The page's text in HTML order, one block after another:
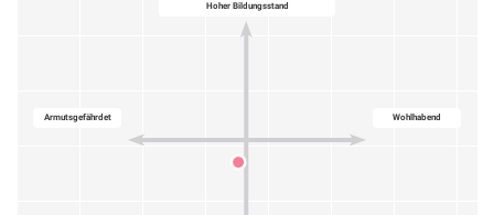
Hoher Bildungsstand
Wohlhabend
Armutsgefährdet